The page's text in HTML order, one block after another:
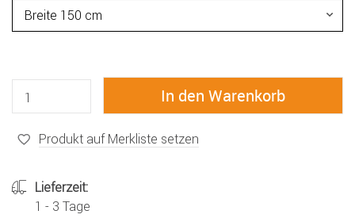
Produkt auf Merkliste setzen
Lieferzeit:
1 - 3 Tage